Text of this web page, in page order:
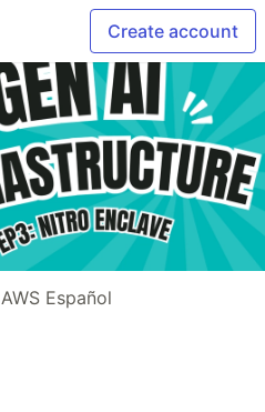
Create account
AWS Español